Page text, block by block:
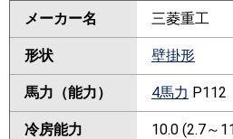
メーカー名 三菱重工
形状 壁掛形
馬力（能力） 4馬力 P112
冷房能力 10.0 (2.7～